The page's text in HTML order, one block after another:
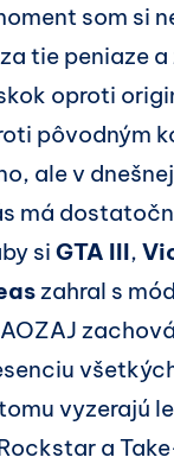
som si
tie peniaze a
oproti
pôvodným
ale v
má
si GTA III,
zahral s
vyzerajú
a